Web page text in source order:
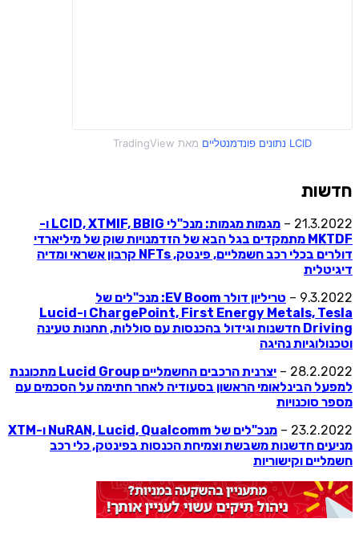
LCID נתונים פונדמנטליים מאת TradingView
חדשות
21.3.2022 –
מגמות מגמות: מנכ"לי LCID, XTMIF, BBIG ו-
MKTDF מתמקדים בגל הבא של הזדמנויות שוק של מיליארדי
דולרים בכלי רכב חשמליים, פינטק, NFTs קרבון אשראי ומדיה
דיגיטלית
9.3.2022 –
טריליון דולר EV Boom: מנכ"לים של
ChargePoint, First Energy Metals, Tesla ו-Lucid
Driving חדשנות וגידול בהכנסות עם סוללות, תחנות טעינה
וטכנולוגיות נהיגה
28.2.2022 –
יצרנית הרכבים החשמליים Lucid Group מתכוננת
למפעל הבינלאומי הראשון בסעודיה לאחר חתימה על הסכמים עם
מספר סוכנויות
23.2.2022 –
מנכ"לים של NuRAN, Lucid, Qualcomm ו-XTM
מניעים חדשנות משבשת וצמיחת הכנסות בפינטק, כלי רכב
חשמליים וקישוריות